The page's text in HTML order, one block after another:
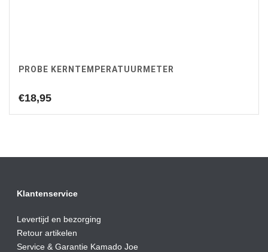
PROBE KERNTEMPERATUURMETER
€18,95
Klantenservice
Levertijd en bezorging
Retour artikelen
Service & Garantie Kamado Joe